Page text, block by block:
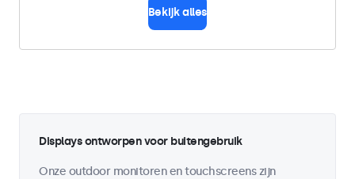
Bekijk alles
Displays ontworpen voor buitengebruik
Onze outdoor monitoren en touchscreens zijn